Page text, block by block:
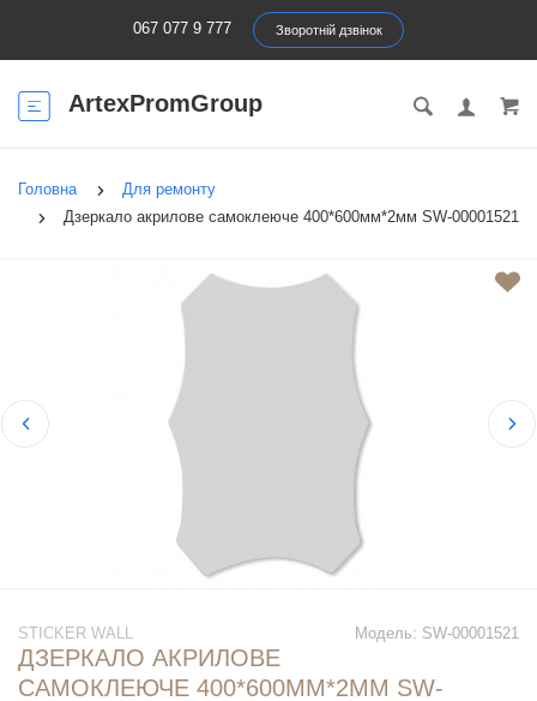
067 077 9 777 Зворотній дзвінок
ArtexPromGroup
Головна
Для ремонту
Дзеркало акрилове самоклеюче 400*600мм*2мм SW-00001521
Модель: SW-00001521
STICKER WALL
ДЗЕРКАЛО АКРИЛОВЕ
САМОКЛЕЮЧЕ 400*600ММ*2ММ SW-